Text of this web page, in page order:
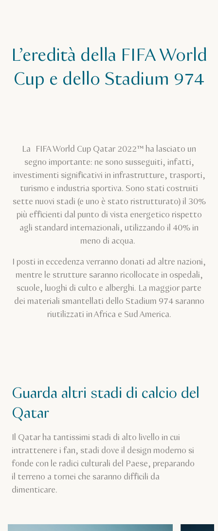
L’eredità della FIFA World
Cup e dello Stadium 974
La FIFA World Cup Qatar 2022™ ha lasciato un
segno importante: ne sono susseguiti, infatti,
investimenti significativi in infrastrutture, trasporti,
turismo e industria sportiva. Sono stati costruiti
sette nuovi stadi (e uno è stato ristrutturato) il 30%
più efficienti dal punto di vista energetico rispetto
agli standard internazionali, utilizzando il 40% in
meno di acqua.
I posti in eccedenza verranno donati ad altre nazioni,
mentre le strutture saranno ricollocate in ospedali,
scuole, luoghi di culto e alberghi. La maggior parte
dei materiali smantellati dello Stadium 974 saranno
riutilizzati in Africa e Sud America.
Guarda altri stadi di calcio del
Qatar
Il Qatar ha tantissimi stadi di alto livello in cui
intrattenere i fan, stadi dove il design moderno si
fonde con le radici culturali del Paese, preparando
il terreno a tornei che saranno difficili da
dimenticare.